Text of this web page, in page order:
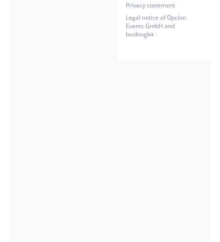
Privacy statement
Legal notice of Opcion
Events GmbH and
bookingkit